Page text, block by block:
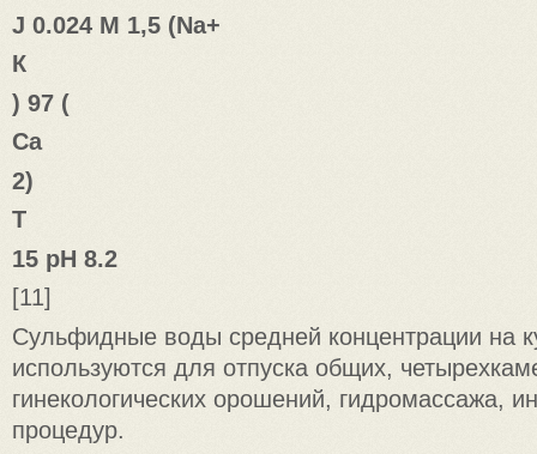
J 0.024 M 1,5 (Na+
К
) 97 (
Са
2)
Т
15 pH 8.2
[11]
Сульфидные воды средней концентрации на
используются для отпуска общих,
гинекологических орошений, гидромассажа,
процедур.